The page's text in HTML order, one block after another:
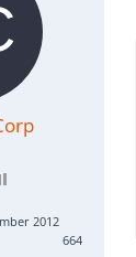
2012
664